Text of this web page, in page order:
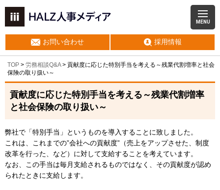
MENU
お問い合わせ 採用情報
TOP > 労務相談Q&A> 貢献度に応じた特別手当を考える～残業代割増率と社会
保険の取り扱い～
貢献度に応じた特別手当を考える～残業代割増率
と社会保険の取り扱い～
弊社で「特別手当」というものを導入することに致しました。
これは、これまでの”会社への貢献度”（売上をアップさせた、制度
改革を行った、など）に対して支給することを考えています。
なお、この手当は毎月支給されるものではなく、その貢献度が認め
られたときに支給します。